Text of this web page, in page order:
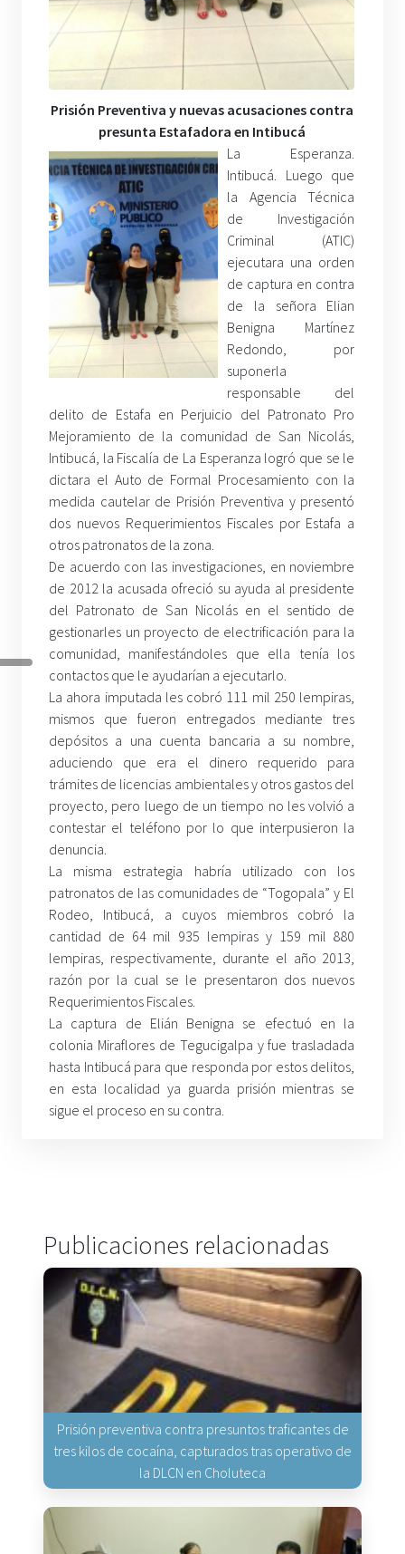
Prisión Preventiva y nuevas acusaciones contra
presunta Estafadora en Intibucá
La Esperanza.
Intibucá. Luego que
la Agencia Técnica
de Investigación
Criminal (ATIC)
ejecutara una orden
de captura en contra
de la señora Elian
Benigna Martínez
Redondo, por
suponerla
responsable del
delito de Estafa en Perjuicio del Patronato Pro
Mejoramiento de la comunidad de San Nicolás,
Intibucá, la Fiscalía de La Esperanza logró que se le
dictara el Auto de Formal Procesamiento con la
medida cautelar de Prisión Preventiva y presentó
dos nuevos Requerimientos Fiscales por Estafa a
otros patronatos de la zona.
De acuerdo con las investigaciones, en noviembre
de 2012 la acusada ofreció su ayuda al presidente
del Patronato de San Nicolás en el sentido de
gestionarles un proyecto de electrificación para la
comunidad, manifestándoles que ella tenía los
contactos que le ayudarían a ejecutarlo.
La ahora imputada les cobró 111 mil 250 lempiras,
mismos que fueron entregados mediante tres
depósitos a una cuenta bancaria a su nombre,
aduciendo que era el dinero requerido para
trámites de licencias ambientales y otros gastos del
proyecto, pero luego de un tiempo no les volvió a
contestar el teléfono por lo que interpusieron la
denuncia.
La misma estrategia habría utilizado con los
patronatos de las comunidades de “Togopala” y El
Rodeo, Intibucá, a cuyos miembros cobró la
cantidad de 64 mil 935 lempiras y 159 mil 880
lempiras, respectivamente, durante el año 2013,
razón por la cual se le presentaron dos nuevos
Requerimientos Fiscales.
La captura de Elián Benigna se efectuó en la
colonia Miraflores de Tegucigalpa y fue trasladada
hasta Intibucá para que responda por estos delitos,
en esta localidad ya guarda prisión mientras se
sigue el proceso en su contra.
Publicaciones relacionadas
Prisión preventiva contra presuntos traficantes de
tres kilos de cocaína, capturados tras operativo de
la DLCN en Choluteca